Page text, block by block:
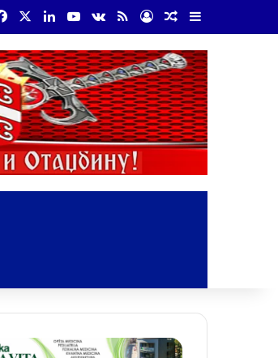
FacebookLinkedInYouTube
vk.com
RSS Log InRandom Article